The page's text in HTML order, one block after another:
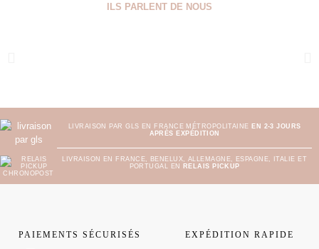
ILS PARLENT DE NOUS
LIVRAISON PAR GLS EN FRANCE MÉTROPOLITAINE EN 2-3 JOURS
APRÈS EXPÉDITION
LIVRAISON EN FRANCE, BENELUX, ALLEMAGNE, ESPAGNE, ITALIE ET
PORTUGAL EN
RELAIS PICKUP
PAIEMENTS SÉCURISÉS EXPÉDITION RAPIDE